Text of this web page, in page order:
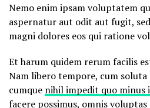
Nemo enim ipsam voluptatem
aspernatur aut odit aut fugit,
magni dolores eos qui ratione
Et harum quidem rerum facilis
Nam libero tempore, cum
cumque nihil impedit quo minus
facere possimus, omnis voluptas